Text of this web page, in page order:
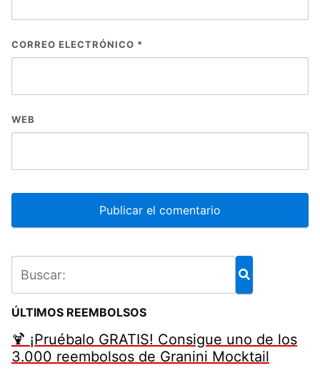
CORREO ELECTRÓNICO *
WEB
ÚLTIMOS REEMBOLSOS
🍹 ¡Pruébalo GRATIS! Consigue uno de los
3.000 reembolsos de Granini Mocktail